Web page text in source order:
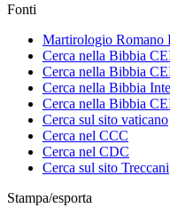
Fonti
Martirologio Romano
Cerca nella Bibbia
Cerca nella Bibbia
Cerca nella Bibbia
Cerca nella Bibbia
Cerca sul sito vaticano
Cerca nel CCC
Cerca nel CDC
Cerca sul sito Treccani
Stampa/esporta